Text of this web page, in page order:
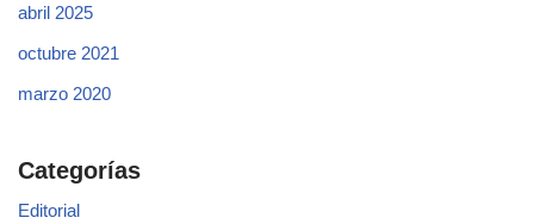
abril 2025
octubre 2021
marzo 2020
Categorías
Editorial